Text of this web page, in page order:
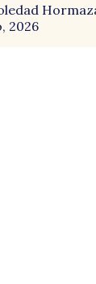
2026